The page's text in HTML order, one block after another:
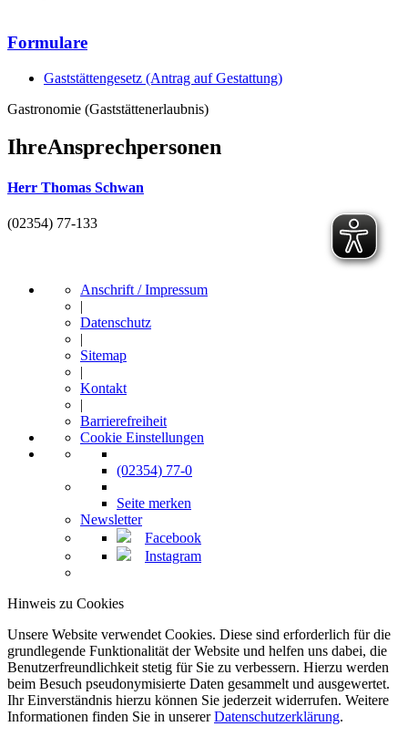
Formulare
Gaststättengesetz (Antrag auf Gestattung)
Gastronomie (Gaststättenerlaubnis)
IhreAnsprechpersonen
Herr Thomas Schwan
(02354) 77-133
Anschrift / Impressum
|
Datenschutz
|
Sitemap
|
Kontakt
|
Barrierefreiheit
Cookie Einstellungen
(02354) 77-0
Seite merken
Newsletter
Facebook
Instagram
Hinweis zu Cookies
Unsere Website verwendet Cookies. Diese sind erforderlich für die
grundlegende Funktionalität der Website und helfen uns dabei, die
Benutzerfreundlichkeit stetig für Sie zu verbessern. Hierzu werden
beim Besuch pseudonymisierte Daten gesammelt und ausgewertet.
Ihr Einverständnis hierzu können Sie jederzeit widerrufen. Weitere
Informationen finden Sie in unsererDatenschutzerklärung.